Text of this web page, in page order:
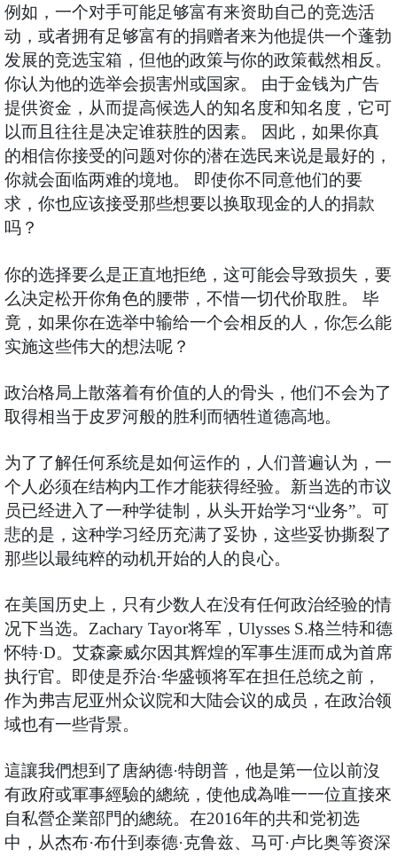
例如，一个对手可能足够富有来资助自己的竞选活
动，或者拥有足够富有的捐赠者来为他提供一个蓬勃
发展的竞选宝箱，但他的政策与你的政策截然相反。
你认为他的选举会损害州或国家。 由于金钱为广告
提供资金，从而提高候选人的知名度和知名度，它可
以而且往往是决定谁获胜的因素。 因此，如果你真
的相信你接受的问题对你的潜在选民来说是最好的，
你就会面临两难的境地。 即使你不同意他们的要
求，你也应该接受那些想要以换取现金的人的捐款
吗？
你的选择要么是正直地拒绝，这可能会导致损失，要
么决定松开你角色的腰带，不惜一切代价取胜。 毕
竟，如果你在选举中输给一个会相反的人，你怎么能
实施这些伟大的想法呢？
政治格局上散落着有价值的人的骨头，他们不会为了
取得相当于皮罗河般的胜利而牺牲道德高地。
为了了解任何系统是如何运作的，人们普遍认为，一
个人必须在结构内工作才能获得经验。新当选的市议
员已经进入了一种学徒制，从头开始学习“业务”。可
悲的是，这种学习经历充满了妥协，这些妥协撕裂了
那些以最纯粹的动机开始的人的良心。
在美国历史上，只有少数人在没有任何政治经验的情
况下当选。Zachary Tayor将军，Ulysses S.格兰特和德
怀特·D。艾森豪威尔因其辉煌的军事生涯而成为首席
执行官。即使是乔治·华盛顿将军在担任总统之前，
作为弗吉尼亚州众议院和大陆会议的成员，在政治领
域也有一些背景。
這讓我們想到了唐納德·特朗普，他是第一位以前沒
有政府或軍事經驗的總統，使他成為唯一一位直接來
自私營企業部門的總統。在2016年的共和党初选
中，从杰布·布什到泰德·克鲁兹、马可·卢比奥等资深